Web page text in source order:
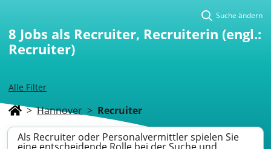
Alle Filter
Suche ändern
8 Jobs als Recruiter, Recruiterin (engl.:
Recruiter)
> Hannover > Recruiter
Als Recruiter oder Personalvermittler spielen Sie